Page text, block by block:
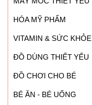
HÓA MỸ PHẨM
VITAMIN & SỨC KHỎE
ĐỒ DÙNG THIẾT YẾU
ĐỒ CHƠI CHO BÉ
BÉ ĂN - BÉ UỐNG